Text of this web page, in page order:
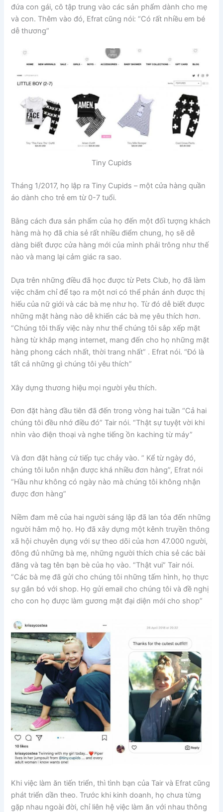
đứa con gái, cô tập trung vào các sản phẩm dành cho mẹ
và con. Thêm vào đó, Efrat cũng nói: “Có rất nhiều em bé
dễ thương”
Tiny Cupids
Tháng 1/2017, họ lập ra Tiny Cupids – một cửa hàng quần
áo dành cho trẻ em từ 0-7 tuổi.
Bằng cách đưa sản phẩm của họ đến một đối tượng khách
hàng mà họ đã chia sẻ rất nhiều điểm chung, họ sẽ dễ
dàng biết được cửa hàng mới của mình phải trông như thế
nào và mang lại cảm giác ra sao.
Dựa trên những điều đã học được từ Pets Club, họ đã làm
việc chăm chỉ để tạo ra một nơi có thể phản ánh được thị
hiếu của nữ giới và các bà mẹ như họ. Từ đó dễ biết được
những mặt hàng nào dễ khiến các bà mẹ yêu thích hơn.
“Chúng tôi thấy việc này như thể chúng tôi sắp xếp mặt
hàng từ khắp mạng internet, mang đến cho họ những mặt
hàng phong cách nhất, thời trang nhất” . Efrat nói. “Đó là
tất cả những gì chúng tôi yêu thích”
Xây dựng thương hiệu mọi người yêu thích.
Đơn đặt hàng đầu tiên đã đến trong vòng hai tuần “Cả hai
chúng tôi đều nhớ điều đó” Tair nói. “Thật sự tuyệt vời khi
nhìn vào điện thoại và nghe tiếng ồn kaching từ máy”
Và đơn đặt hàng cứ tiếp tục chảy vào. ” Kể từ ngày đó,
chúng tôi luôn nhận được khá nhiều đơn hàng”, Efrat nói
“Hầu như không có ngày nào mà chúng tôi không nhận
được đơn hàng”
Niềm đam mê của hai người sáng lập đã lan tỏa đến những
người hâm mộ họ. Họ đã xây dựng một kênh truyền thông
xã hội chuyên dụng với sự theo dõi của hơn 47.000 người,
đông đủ những bà mẹ, những người thích chia sẻ các bài
đăng và tag tên bạn bè của họ vào. “Thật vui” Tair nói.
“Các bà mẹ đã gửi cho chúng tôi những tấm hình, họ thực
sự gắn bó với shop. Họ gửi email cho chúng tôi và đề nghị
cho con họ được làm gương mặt đại diện mới cho shop”
Khi việc làm ăn tiến triển, thì tình bạn của Tair và Efrat cũng
phát triển dần theo. Trước khi kinh doanh, họ chưa từng
gặp nhau ngoài đời, chỉ liên hệ việc làm ăn với nhau thông